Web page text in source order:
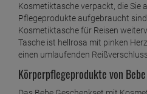
Kosmetiktasche verpackt, die Sie
Pflegeprodukte aufgebraucht
Kosmetiktasche für Reisen
Tasche ist hellrosa mit pinken
einen umlaufenden
Körperpflegeprodukte von Bebe